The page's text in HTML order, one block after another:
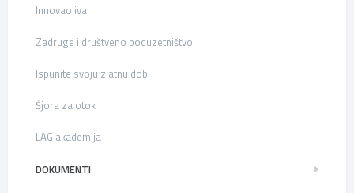
Innovaoliva
Zadruge i društveno poduzetništvo
Ispunite svoju zlatnu dob
Šjora za otok
LAG akademija
DOKUMENTI